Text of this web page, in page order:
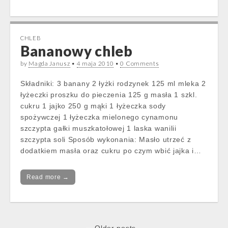
CHLEB
Bananowy chleb
by Magda Janusz • 4 maja 2010 •0 Comments
Składniki: 3 banany 2 łyżki rodzynek 125 ml mleka 2
łyżeczki proszku do pieczenia 125 g masła 1 szkl.
cukru 1 jajko 250 g mąki 1 łyżeczka sody
spożywczej 1 łyżeczka mielonego cynamonu
szczypta gałki muszkatołowej 1 laska wanilii
szczypta soli Sposób wykonania: Masło utrzeć z
dodatkiem masła oraz cukru po czym wbić jajka i…
Read more →